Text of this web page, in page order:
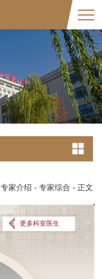
专家介绍 - 专家综合 - 正文
更多科室医生